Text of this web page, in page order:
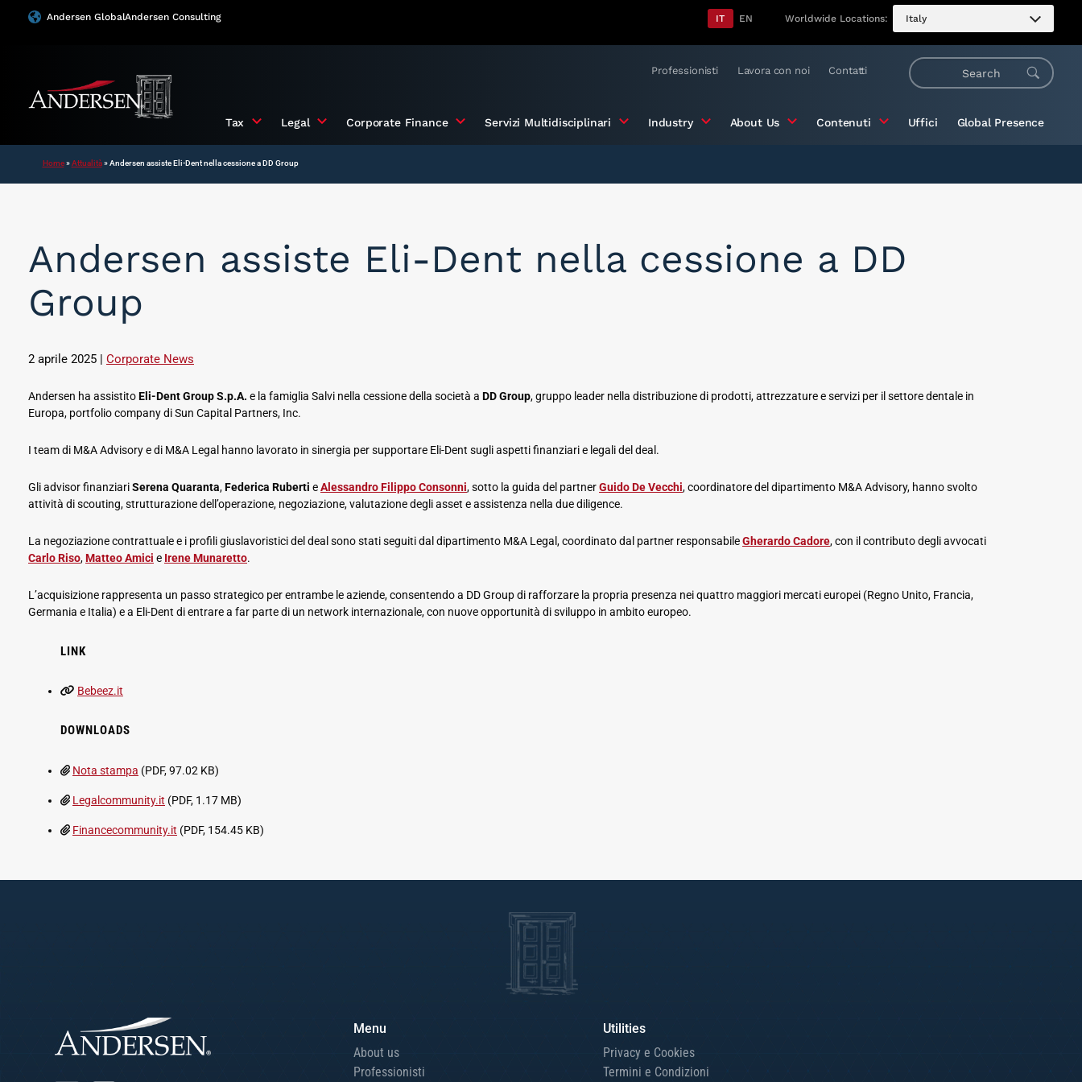
Andersen GlobalAndersen Consulting IT EN Worldwide Locations: Italy
Professionisti Lavora con noi Contatti
Tax Legal Corporate Finance Servizi Multidisciplinari Industry About Us Contenuti Uffici Global Presence
Home»Attualità»Andersen assiste Eli-Dent nella cessione a DD Group
Andersen assiste Eli-Dent nella cessione a DD
Group
2 aprile 2025 Corporate News
Andersen ha assistitoEli-Dent Group S.p.A. e la famiglia Salvi nella cessione della società a DD Group, gruppo leader nella distribuzione di prodotti, attrezzature e servizi per il settore dentale in
Europa, portfolio company di Sun Capital Partners, Inc.
I team di M&A Advisory e di M&A Legal hanno lavorato in sinergia per supportare Eli-Dent sugli aspetti finanziari e legali del deal.
Gli advisor finanziariSerena Quaranta,Federica Ruberti eAlessandro Filippo Consonni, sotto la guida del partnerGuido De Vecchi, coordinatore del dipartimento M&A Advisory, hanno svolto
attività di scouting, strutturazione dell’operazione, negoziazione, valutazione degli asset e assistenza nella due diligence.
La negoziazione contrattuale e i profili giuslavoristici del deal sono stati seguiti dal dipartimento M&A Legal, coordinato dal partner responsabileGherardo Cadore, con il contributo degli avvocati
Carlo Riso,Matteo Amici e Irene Munaretto.
L’acquisizione rappresenta un passo strategico per entrambe le aziende, consentendo a DD Group di rafforzare la propria presenza nei quattro maggiori mercati europei (Regno Unito, Francia,
Germania e Italia) e a Eli-Dent di entrare a far parte di un network internazionale, con nuove opportunità di sviluppo in ambito europeo.
LINK
Bebeez.it
DOWNLOADS
Nota stampa (PDF, 97.02 KB)
Legalcommunity.it (PDF, 1.17 MB)
Financecommunity.it (PDF, 154.45 KB)
Menu
About us
Professionisti
Utilities
Privacy e Cookies
Termini e Condizioni